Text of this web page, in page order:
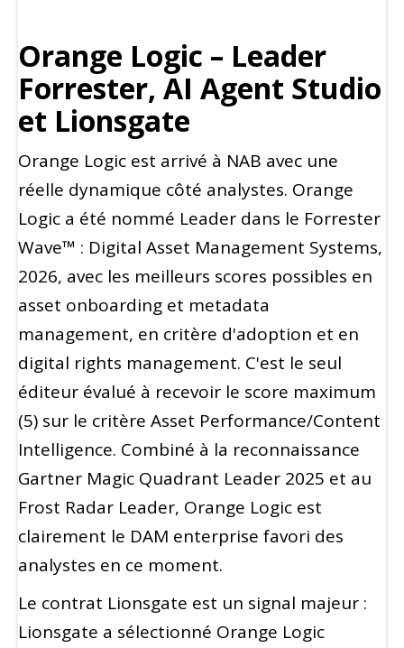
Orange Logic – Leader
Forrester, AI Agent Studio
et Lionsgate
Orange Logic est arrivé à NAB avec une
réelle dynamique côté analystes. Orange
Logic a été nommé Leader dans le Forrester
Wave™ : Digital Asset Management Systems,
2026, avec les meilleurs scores possibles en
asset onboarding et metadata
management, en critère d'adoption et en
digital rights management. C'est le seul
éditeur évalué à recevoir le score maximum
(5) sur le critère Asset Performance/Content
Intelligence. Combiné à la reconnaissance
Gartner Magic Quadrant Leader 2025 et au
Frost Radar Leader, Orange Logic est
clairement le DAM enterprise favori des
analystes en ce moment.
Le contrat Lionsgate est un signal majeur :
Lionsgate a sélectionné Orange Logic